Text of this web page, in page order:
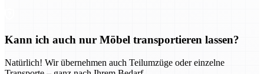
Kann ich auch nur Möbel transportieren lassen?
Natürlich! Wir übernehmen auch Teilumzüge oder einzelne